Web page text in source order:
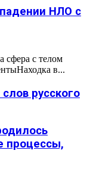
НЛО с
сфера с телом
в...
русского
процессы,